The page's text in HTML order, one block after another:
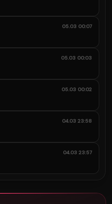
05.03 00:07
05.03 00:03
05.03 00:02
04.03 23:58
04.03 23:57